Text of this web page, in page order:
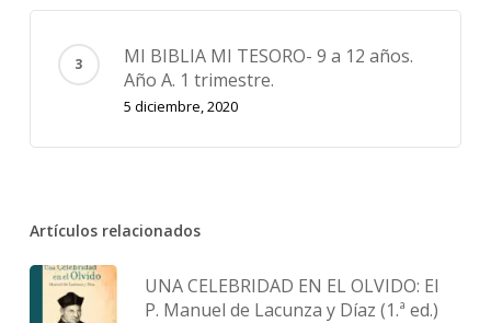
MI BIBLIA MI TESORO- 9 a 12 años.
Año A. 1 trimestre.
5 diciembre, 2020
Artículos relacionados
UNA CELEBRIDAD EN EL OLVIDO: El
P. Manuel de Lacunza y Díaz (1.ª ed.)